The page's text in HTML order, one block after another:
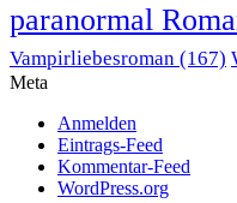
paranormal
Vampirliebesroman (167)
Meta
Anmelden
Eintrags-Feed
Kommentar-Feed
WordPress.org